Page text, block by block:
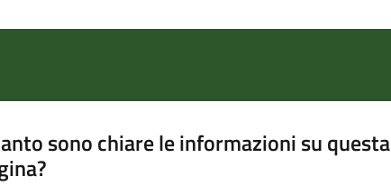
sono chiare le informazioni su questa